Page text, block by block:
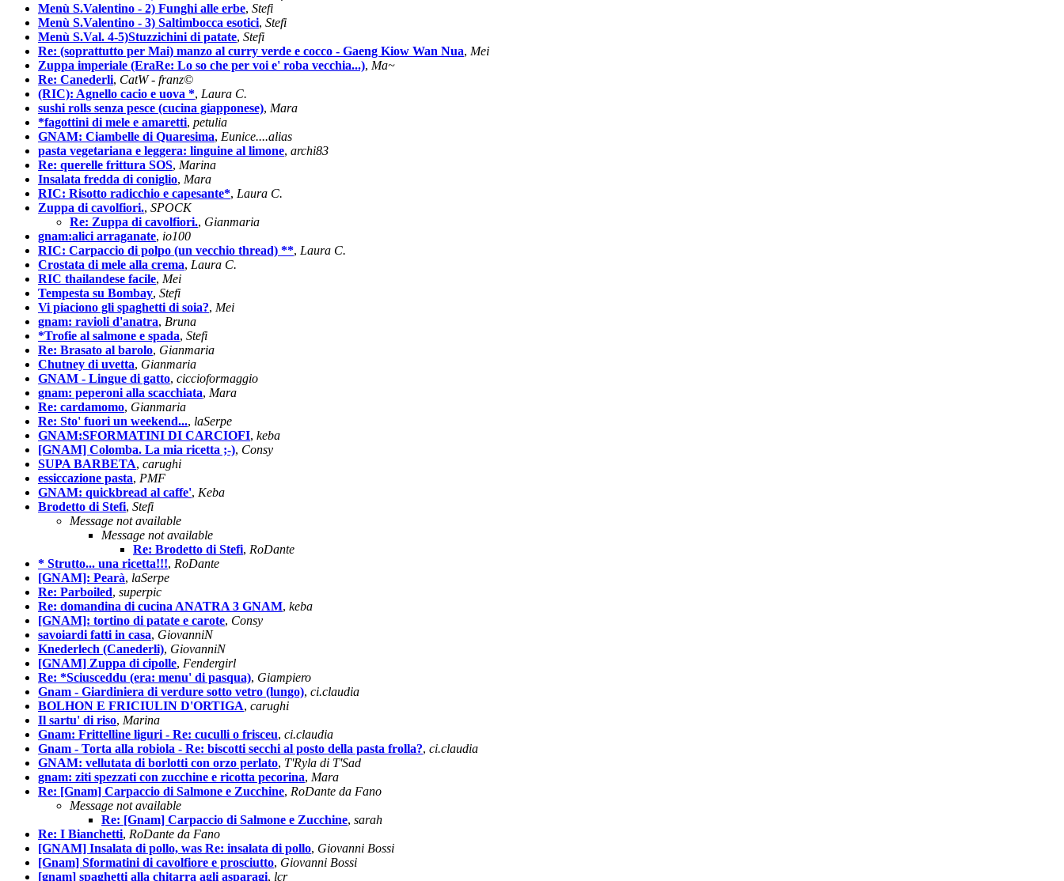
Menù S.Valentino - 2) Funghi alle erbe, Stefi
Menù S.Valentino - 3) Saltimbocca esotici, Stefi
Menù S.Val. 4-5)Stuzzichini di patate, Stefi
Re: (soprattutto per Mai) manzo al curry verde e cocco - Gaeng Kiow Wan Nua, Mei
Zuppa imperiale (EraRe: Lo so che per voi e' roba vecchia...), Ma~
Re: Canederli, CatW - franz©
(RIC): Agnello cacio e uova *, Laura C.
sushi rolls senza pesce (cucina giapponese), Mara
*fagottini di mele e amaretti, petulia
GNAM: Ciambelle di Quaresima, Eunice....alias
pasta vegetariana e leggera: linguine al limone, archi83
Re: querelle frittura SOS, Marina
Insalata fredda di coniglio, Mara
RIC: Risotto radicchio e capesante*, Laura C.
Zuppa di cavolfiori., SPOCK
Re: Zuppa di cavolfiori., Gianmaria
gnam:alici arraganate, io100
RIC: Carpaccio di polpo (un vecchio thread) **, Laura C.
Crostata di mele alla crema, Laura C.
RIC thailandese facile, Mei
Tempesta su Bombay, Stefi
Vi piaciono gli spaghetti di soia?, Mei
gnam: ravioli d'anatra, Bruna
*Trofie al salmone e spada, Stefi
Re: Brasato al barolo, Gianmaria
Chutney di uvetta, Gianmaria
GNAM - Lingue di gatto, ciccioformaggio
gnam: peperoni alla scacchiata, Mara
Re: cardamomo, Gianmaria
Re: Sto' fuori un weekend..., laSerpe
GNAM:SFORMATINI DI CARCIOFI, keba
[GNAM] Colomba. La mia ricetta ;-), Consy
SUPA BARBETA, carughi
essiccazione pasta, PMF
GNAM: quickbread al caffe', Keba
Brodetto di Stefi, Stefi
Message not available
Message not available
Re: Brodetto di Stefi, RoDante
* Strutto... una ricetta!!!, RoDante
[GNAM]: Pearà, laSerpe
Re: Parboiled, superpic
Re: domandina di cucina ANATRA 3 GNAM, keba
[GNAM]: tortino di patate e carote, Consy
savoiardi fatti in casa, GiovanniN
Knederlech (Canederli), GiovanniN
[GNAM] Zuppa di cipolle, Fendergirl
Re: *Sciusceddu (era: menu' di pasqua), Giampiero
Gnam - Giardiniera di verdure sotto vetro (lungo), ci.claudia
BOLHON E FRICIULIN D'ORTIGA, carughi
Il sartu' di riso, Marina
Gnam: Frittelline liguri - Re: cuculli o frisceu, ci.claudia
Gnam - Torta alla robiola - Re: biscotti secchi al posto della pasta frolla?, ci.claudia
GNAM: vellutata di borlotti con orzo perlato, T'Ryla di T'Sad
gnam: ziti spezzati con zucchine e ricotta pecorina, Mara
Re: [Gnam] Carpaccio di Salmone e Zucchine, RoDante da Fano
Message not available
Re: [Gnam] Carpaccio di Salmone e Zucchine, sarah
Re: I Bianchetti, RoDante da Fano
[GNAM] Insalata di pollo, was Re: insalata di pollo, Giovanni Bossi
[Gnam] Sformatini di cavolfiore e prosciutto, Giovanni Bossi
[gnam] spaghetti alla chitarra agli asparagi, lcr